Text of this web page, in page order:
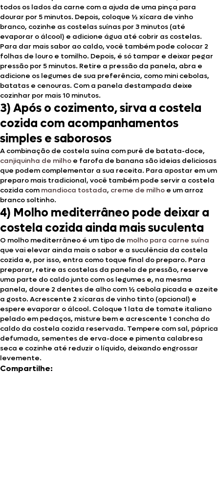
todos os lados da carne com a ajuda de uma pinça para
dourar por 5 minutos. Depois, coloque ½ xícara de vinho
branco, cozinhe as costelas suínas por 3 minutos (até
evaporar o álcool) e adicione água até cobrir as costelas.
Para dar mais sabor ao caldo, você também pode colocar 2
folhas de louro e tomilho. Depois, é só tampar e deixar pegar
pressão por 5 minutos. Retire a pressão da panela, abra e
adicione os legumes de sua preferência, como mini cebolas,
batatas e cenouras. Com a panela destampada deixe
cozinhar por mais 10 minutos.
3) Após o cozimento, sirva a costela
cozida com acompanhamentos
simples e saborosos
A combinação de costela suína com purê de batata-doce,
canjiquinha de milho e farofa de banana são ideias deliciosas
que podem complementar a sua receita. Para apostar em um
preparo mais tradicional, você também pode servir a costela
cozida com mandioca tostada, creme de milho e um arroz
branco soltinho.
4) Molho mediterrâneo pode deixar a
costela cozida ainda mais suculenta
O molho mediterrâneo é um tipo de molho para carne suína
que vai elevar ainda mais o sabor e a suculência da costela
cozida e, por isso, entra como toque final do preparo. Para
preparar, retire as costelas da panela de pressão, reserve
uma parte do caldo junto com os legumes e, na mesma
panela, doure 2 dentes de alho com ½ cebola picada e azeite
a gosto. Acrescente 2 xícaras de vinho tinto (opcional) e
espere evaporar o álcool. Coloque 1 lata de tomate italiano
pelado em pedaços, misture bem e acrescente 1 concha do
caldo da costela cozida reservada. Tempere com sal, páprica
defumada, sementes de erva-doce e pimenta calabresa
seca e cozinhe até reduzir o líquido, deixando engrossar
levemente.
Compartilhe: